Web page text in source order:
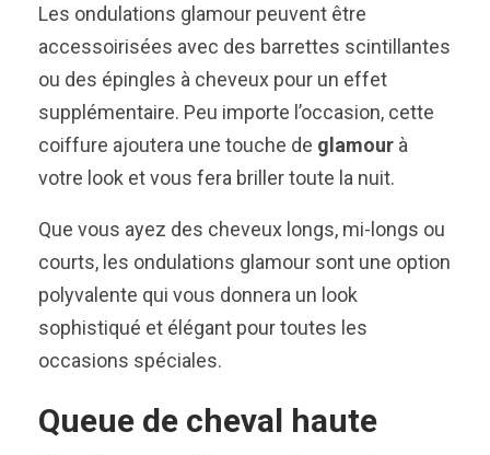
Les ondulations glamour peuvent être
accessoirisées avec des barrettes scintillantes
ou des épingles à cheveux pour un effet
supplémentaire. Peu importe l’occasion, cette
coiffure ajoutera une touche de glamour à
votre look et vous fera briller toute la nuit.
Que vous ayez des cheveux longs, mi-longs ou
courts, les ondulations glamour sont une option
polyvalente qui vous donnera un look
sophistiqué et élégant pour toutes les
occasions spéciales.
Queue de cheval haute